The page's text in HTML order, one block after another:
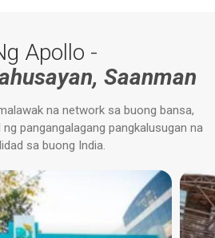
Apollo -
Saanman
na network sa buong bansa,
pangangalagang pangkalusugan na
sa buong India.